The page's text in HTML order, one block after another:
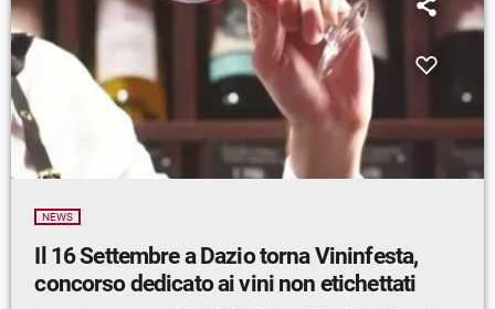
NEWS
Il 16 Settembre a Dazio torna Vininfesta,
concorso dedicato ai vini non etichettati